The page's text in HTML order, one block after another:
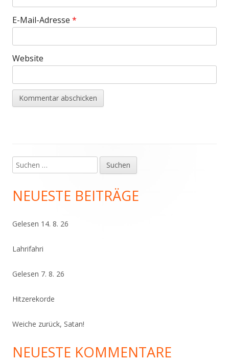
E-Mail-Adresse *
Website
Haupt-
Seitenleiste
Suchen
nach:
NEUESTE BEITRÄGE
Gelesen 14. 8. 26
Lahrifahri
Gelesen 7. 8. 26
Hitzerekorde
Weiche zurück, Satan!
NEUESTE KOMMENTARE